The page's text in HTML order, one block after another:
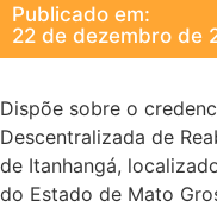
Publicado em:
22 de dezembro de
Dispõe sobre o
Descentralizada de
de Itanhangá,
do Estado de Mato